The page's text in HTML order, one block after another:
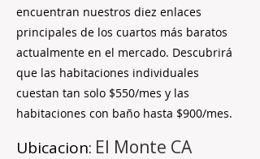
encuentran nuestros diez enlaces
principales de los cuartos más baratos
actualmente en el mercado. Descubrirá
que las habitaciones individuales
cuestan tan solo $550/mes y las
habitaciones con baño hasta $900/mes.
Ubicacion: El Monte CA